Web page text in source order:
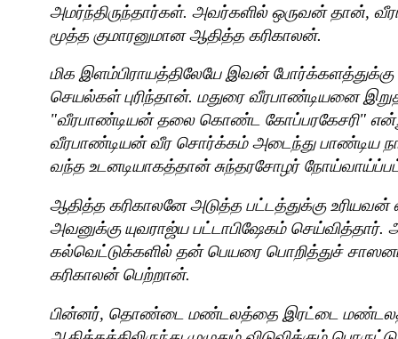
அமர்ந்திருந்தார்கள். அவர்களில் ஒருவன் தான்,
மூத்த குமாரனுமான ஆதித்த கரிகாலன்.
மிக இளம்பிராயத்திலேயே இவன்
செயல்கள் புரிந்தான். மதுரை வீரபாண்டியனை
"வீரபாண்டியன் தலை கொண்ட கோப்பரகேசரி"
வீரபாண்டியன் வீர சொர்க்கம் அடைந்து பாண்டிய
வந்த உடனடியாகத்தான் சுந்தரசோழர்
ஆதித்த கரிகாலனே அடுத்த பட்டத்துக்கு
அவனுக்கு யுவராஜ்ய பட்டாபிஷேகம் செய்வித்தார்.
கல்வெட்டுக்களில் தன் பெயரை பொறித்துச்
கரிகாலன் பெற்றான்.
பின்னர், தொண்டை மண்டலத்தை இரட்டை